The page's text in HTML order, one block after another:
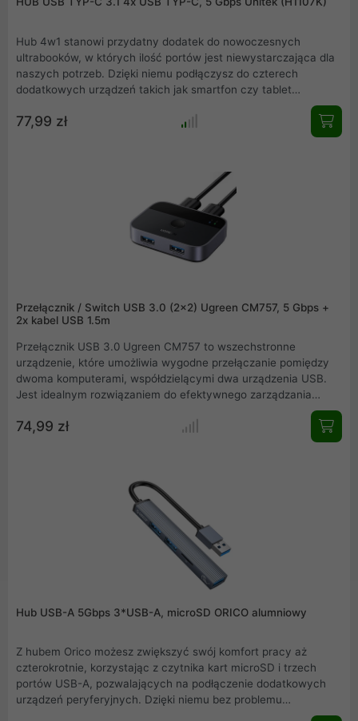
Hub 4w1 stanowi przydatny dodatek do nowoczesnych
ultrabooków, w których ilość portów jest niewystarczająca dla
naszych potrzeb. Dzięki niemu podłączysz do czterech
dodatkowych urządzeń takich jak smartfon czy tablet
graficzny. Do Twojej dyspozycji są aż cztery porty USB-C .
77,99 zł
Przełącznik / Switch USB 3.0 (2x2) Ugreen CM757, 5 Gbps +
2x kabel USB 1.5m
Przełącznik USB 3.0 Ugreen CM757 to wszechstronne
urządzenie, które umożliwia wygodne przełączanie pomiędzy
dwoma komputerami, współdzielącymi dwa urządzenia USB.
Jest idealnym rozwiązaniem do efektywnego zarządzania
wieloma urządzeniami peryferyjnymi w środowisku pracy lub
domowym biurze. Uwaga: należy pamiętać, że przełącznik nie
jest urządzeniem KVM i nie obsługuje monitorów ani przesyłu
74,99 zł
Hub USB-A 5Gbps 3*USB-A, microSD ORICO alumniowy
Z hubem Orico możesz zwiększyć swój komfort pracy aż
czterokrotnie, korzystając z czytnika kart microSD i trzech
portów USB-A, pozwalających na podłączenie dodatkowych
urządzeń peryferyjnych. Dzięki niemu bez problemu